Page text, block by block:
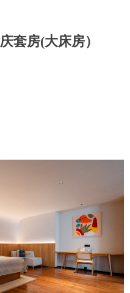
套房(大床房）